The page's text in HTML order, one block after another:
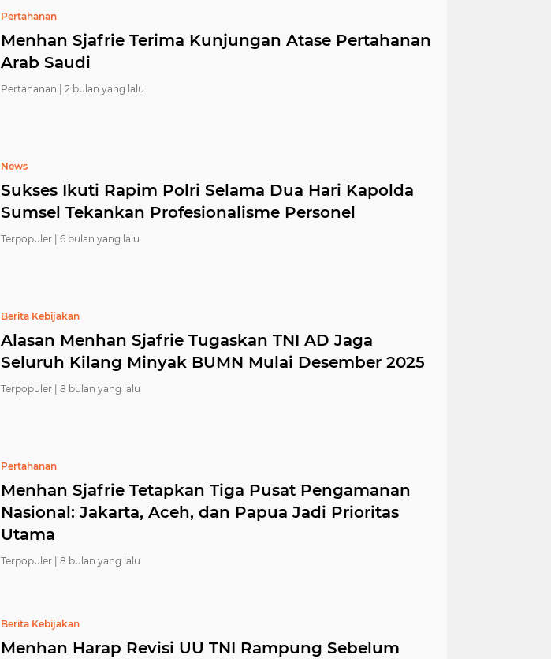
Pertahanan
Menhan Sjafrie Terima Kunjungan Atase Pertahanan
Arab Saudi
Pertahanan | 2 bulan yang lalu
News
Sukses Ikuti Rapim Polri Selama Dua Hari Kapolda
Sumsel Tekankan Profesionalisme Personel
Terpopuler | 6 bulan yang lalu
Berita Kebijakan
Alasan Menhan Sjafrie Tugaskan TNI AD Jaga
Seluruh Kilang Minyak BUMN Mulai Desember 2025
Terpopuler | 8 bulan yang lalu
Pertahanan
Menhan Sjafrie Tetapkan Tiga Pusat Pengamanan
Nasional: Jakarta, Aceh, dan Papua Jadi Prioritas
Utama
Terpopuler | 8 bulan yang lalu
Berita Kebijakan
Menhan Harap Revisi UU TNI Rampung Sebelum